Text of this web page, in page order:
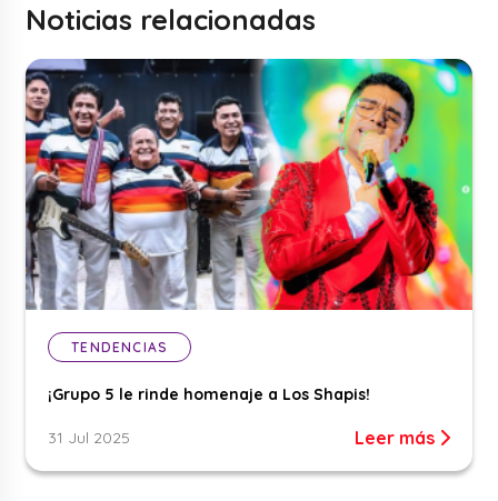
Noticias relacionadas
TENDENCIAS
¡Grupo 5 le rinde homenaje a Los Shapis!
31 Jul 2025 Leer más